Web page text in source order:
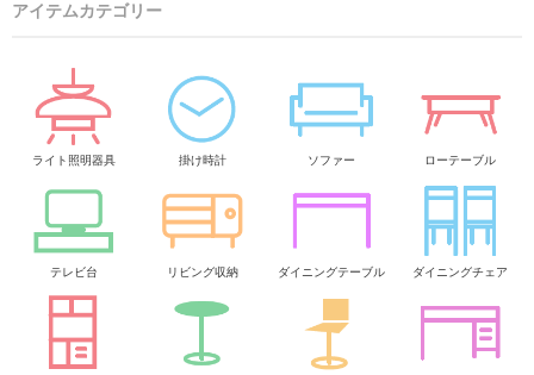
アイテムカテゴリー
ライト照明器具 掛け時計 ソファー ローテーブル
テレビ台 リビング収納 ダイニングテーブル ダイニングチェア